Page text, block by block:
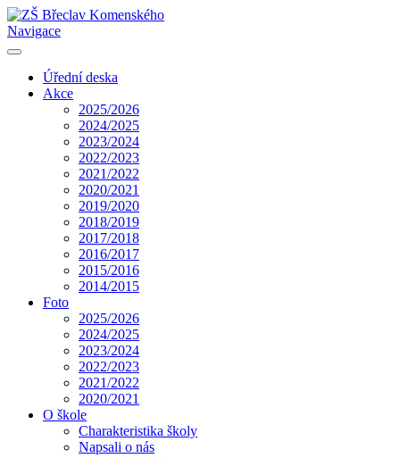
Navigace
Úřední deska
Akce
2025/2026
2024/2025
2023/2024
2022/2023
2021/2022
2020/2021
2019/2020
2018/2019
2017/2018
2016/2017
2015/2016
2014/2015
Foto
2025/2026
2024/2025
2023/2024
2022/2023
2021/2022
2020/2021
O škole
Charakteristika školy
Napsali o nás